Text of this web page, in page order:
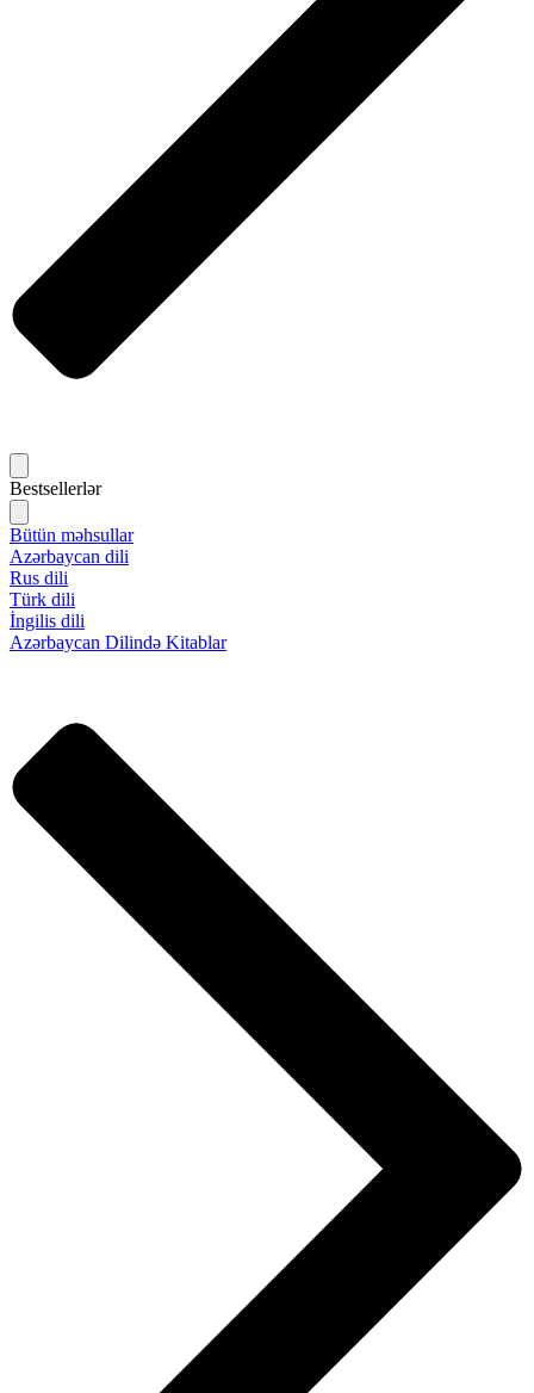
Bestsellerlər
Bütün məhsullar
Azərbaycan dili
Rus dili
Türk dili
İngilis dili
Azərbaycan Dilində Kitablar